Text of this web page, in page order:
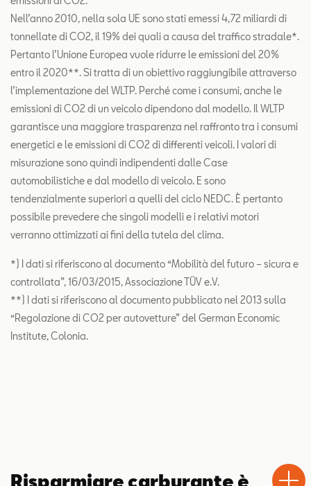
Nell’anno 2010, nella sola UE sono stati emessi 4,72 miliardi di
tonnellate di CO2, il 19% dei quali a causa del traffico stradale*.
Pertanto l’Unione Europea vuole ridurre le emissioni del 20%
entro il 2020**. Si tratta di un obiettivo raggiungibile attraverso
l’implementazione del WLTP. Perché come i consumi, anche le
emissioni di CO2 di un veicolo dipendono dal modello. Il WLTP
garantisce una maggiore trasparenza nel raffronto tra i consumi
energetici e le emissioni di CO2 di differenti veicoli. I valori di
misurazione sono quindi indipendenti dalle Case
automobilistiche e dal modello di veicolo. E sono
tendenzialmente superiori a quelli del ciclo NEDC. È pertanto
possibile prevedere che singoli modelli e i relativi motori
verranno ottimizzati ai fini della tutela del clima.
*) I dati si riferiscono al documento “Mobilità del futuro – sicura e
controllata”, 16/03/2015, Associazione TÜV e.V.
**) I dati si riferiscono al documento pubblicato nel 2013 sulla
“Regolazione di CO2 per autovetture” del German Economic
Institute, Colonia.
Risparmiare carburante è
Drive
Chiama